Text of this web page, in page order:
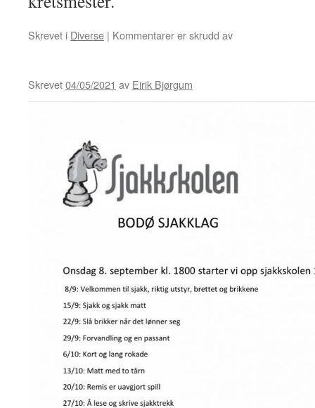
Skrevet i Diverse | Kommentarer er skrudd avfor
til
Skrevet04/05/2021 av Eirik Bjørgum